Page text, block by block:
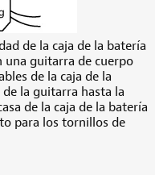
de la caja de la batería
una guitarra de cuerpo
de la caja de la
la guitarra hasta la
de la caja de la batería
para los tornillos de